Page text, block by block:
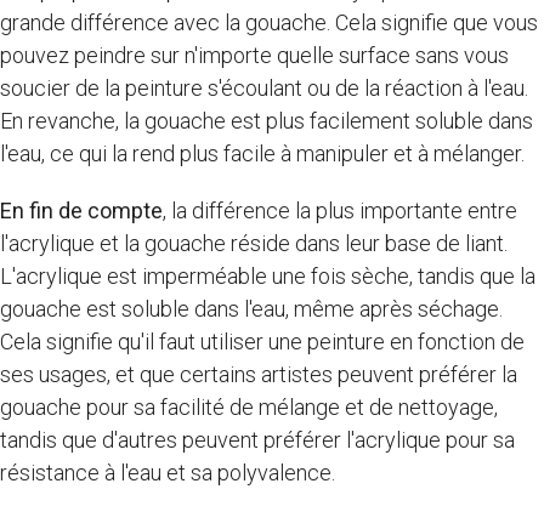
grande différence avec la gouache. Cela signifie que vous
pouvez peindre sur n'importe quelle surface sans vous
soucier de la peinture s'écoulant ou de la réaction à l'eau.
En revanche, la gouache est plus facilement soluble dans
l'eau, ce qui la rend plus facile à manipuler et à mélanger.
En fin de compte, la différence la plus importante entre
l'acrylique et la gouache réside dans leur base de liant.
L'acrylique est imperméable une fois sèche, tandis que la
gouache est soluble dans l'eau, même après séchage.
Cela signifie qu'il faut utiliser une peinture en fonction de
ses usages, et que certains artistes peuvent préférer la
gouache pour sa facilité de mélange et de nettoyage,
tandis que d'autres peuvent préférer l'acrylique pour sa
résistance à l'eau et sa polyvalence.